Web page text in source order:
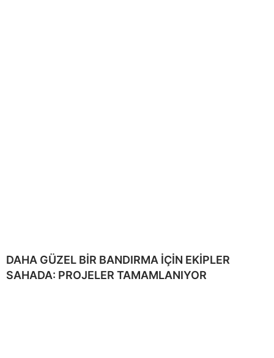
DAHA GÜZEL BİR BANDIRMA İÇİN EKİPLER
SAHADA: PROJELER TAMAMLANIYOR